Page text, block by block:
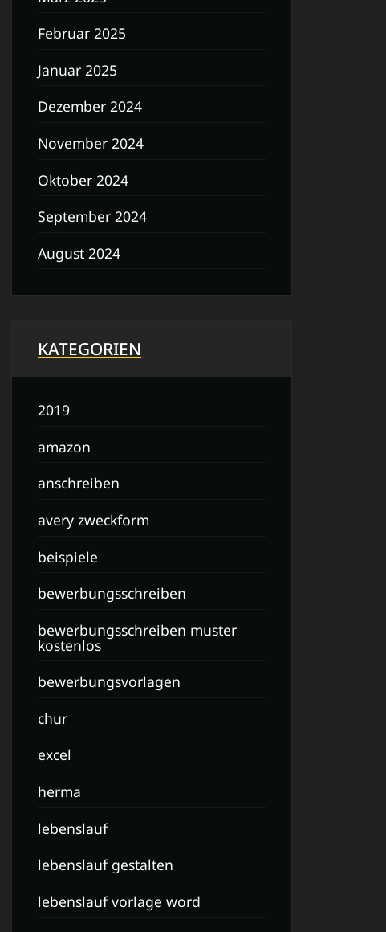
Februar 2025
Januar 2025
Dezember 2024
November 2024
Oktober 2024
September 2024
August 2024
KATEGORIEN
2019
amazon
anschreiben
avery zweckform
beispiele
bewerbungsschreiben
bewerbungsschreiben muster
kostenlos
bewerbungsvorlagen
chur
excel
herma
lebenslauf
lebenslauf gestalten
lebenslauf vorlage word